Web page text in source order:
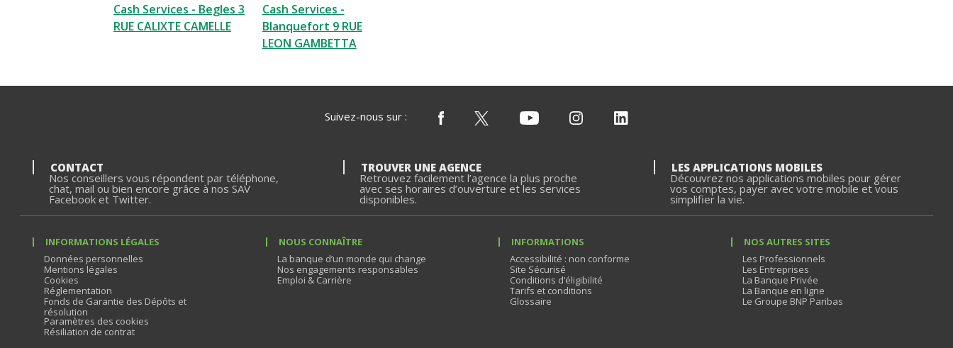
Cash Services - Begles 3
RUE CALIXTE CAMELLE
Cash Services -
Blanquefort 9 RUE
LEON GAMBETTA
Suivez-nous sur :
CONTACT
Nos conseillers vous répondent par téléphone,
chat, mail ou bien encore grâce à nos SAV
Facebook et Twitter.
TROUVER UNE AGENCE
Retrouvez facilement l’agence la plus proche
avec ses horaires d’ouverture et les services
disponibles.
LES APPLICATIONS MOBILES
Découvrez nos applications mobiles pour gérer
vos comptes, payer avec votre mobile et vous
simplifier la vie.
INFORMATIONS LÉGALES
Données personnelles
Mentions légales
Cookies
Réglementation
Fonds de Garantie des Dépôts et
résolution
Paramètres des cookies
Résiliation de contrat
NOUS CONNAÎTRE
La banque d’un monde qui change
Nos engagements responsables
Emploi & Carrière
INFORMATIONS
Accessibilité : non conforme
Site Sécurisé
Conditions d’éligibilité
Tarifs et conditions
Glossaire
NOS AUTRES SITES
Les Professionnels
Les Entreprises
La Banque Privée
La Banque en ligne
Le Groupe BNP Paribas